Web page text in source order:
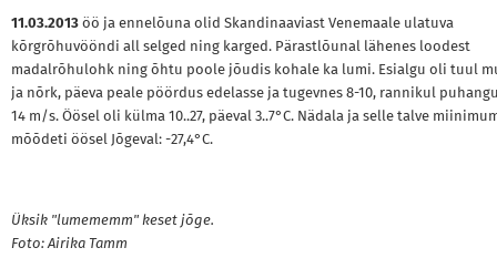
11.03.2013 öö ja ennelõuna olid Skandinaaviast Venemaale ulatuva
kõrgrõhuvööndi all selged ning karged. Pärastlõunal lähenes loodest
madalrõhulohk ning õhtu poole jõudis kohale ka lumi. Esialgu oli tuul
ja nõrk, päeva peale pöördus edelasse ja tugevnes 8-10, rannikul
14 m/s. Öösel oli külma 10..27, päeval 3..7°C. Nädala ja selle talve
mõõdeti öösel Jõgeval: -27,4°C.
Üksik "lumememm" keset jõge.
Foto: Airika Tamm